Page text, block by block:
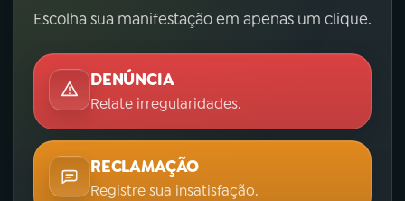
Escolha sua manifestação em apenas um clique.
DENÚNCIA
Relate irregularidades.
RECLAMAÇÃO
Registre sua insatisfação.